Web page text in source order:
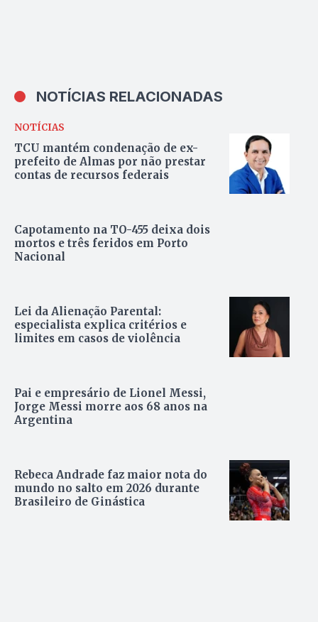
NOTÍCIAS RELACIONADAS
NOTÍCIAS
TCU mantém condenação de ex-
prefeito de Almas por não prestar
contas de recursos federais
Capotamento na TO-455 deixa dois
mortos e três feridos em Porto
Nacional
Lei da Alienação Parental:
especialista explica critérios e
limites em casos de violência
Pai e empresário de Lionel Messi,
Jorge Messi morre aos 68 anos na
Argentina
Rebeca Andrade faz maior nota do
mundo no salto em 2026 durante
Brasileiro de Ginástica